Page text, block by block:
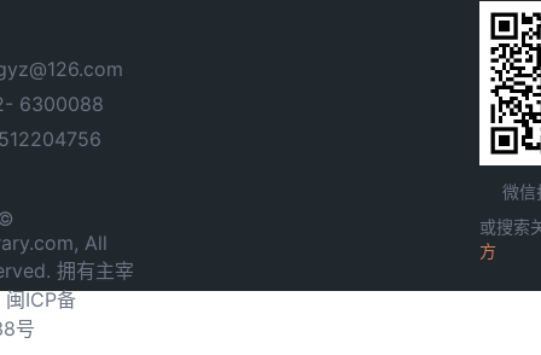
6300088
All
拥有主宰
闽ICP备
号
微信
或搜索
方